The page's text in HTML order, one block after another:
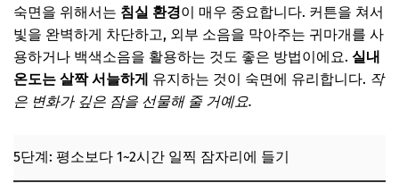
숙면을 위해서는 침실 환경이 매우 중요합니다. 커튼을 쳐서
빛을 완벽하게 차단하고, 외부 소음을 막아주는 귀마개를 사
용하거나 백색소음을 활용하는 것도 좋은 방법이에요. 실내
온도는 살짝 서늘하게 유지하는 것이 숙면에 유리합니다. 작
은 변화가 깊은 잠을 선물해 줄 거예요.
5단계: 평소보다 1~2시간 일찍 잠자리에 들기